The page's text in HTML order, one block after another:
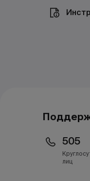
505
лиц